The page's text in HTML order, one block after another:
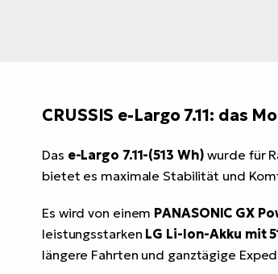
CRUSSIS e-Largo 7.11: das
Das e-Largo 7.11-(513 Wh) wurde für
bietet es maximale Stabilität und
Es wird von einem PANASONIC GX
leistungsstarken LG Li-Ion-Akku mit
längere Fahrten und ganztägige